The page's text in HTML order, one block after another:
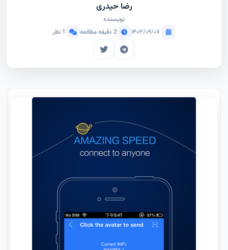
رضا حیدری
نویسنده
۱۴۰۳/۰۹/۰۷ 2 دقیقه مطالعه 1 نظر